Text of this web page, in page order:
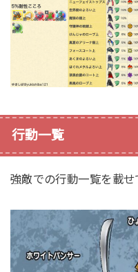
行動一覧
強敵での行動一覧を載せ